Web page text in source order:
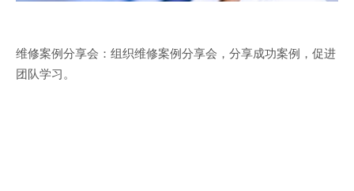
维修案例分享会：组织维修案例分享会，分享成功案例，促进
团队学习。